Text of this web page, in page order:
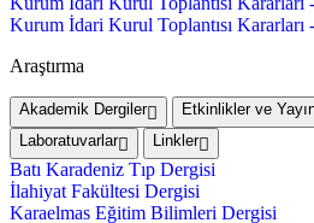
Kurum İdari Kurul Toplantısı Kararları
Araştırma
Akademik Dergiler Etkinlikler ve
Laboratuvarlar
Linkler
Batı Karadeniz Tıp Dergisi
İlahiyat Fakültesi Dergisi
Karaelmas Eğitim Bilimleri Dergisi